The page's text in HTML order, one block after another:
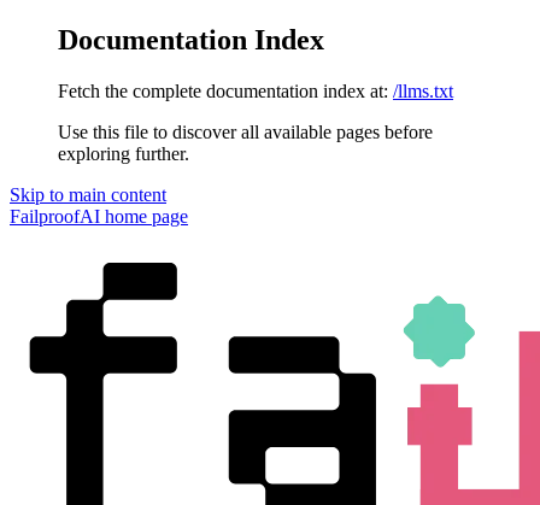
Documentation Index
Fetch the complete documentation index at: /llms.txt
Use this file to discover all available pages before
exploring further.
Skip to main content
FailproofAI home page